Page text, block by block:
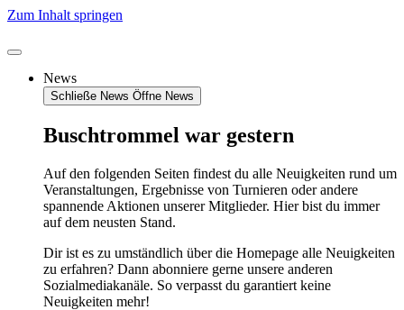
Zum Inhalt springen
News
Schließe News Öffne News
Buschtrommel war gestern
Auf den folgenden Seiten findest du alle Neuigkeiten rund um
Veranstaltungen, Ergebnisse von Turnieren oder andere
spannende Aktionen unserer Mitglieder. Hier bist du immer
auf dem neusten Stand.
Dir ist es zu umständlich über die Homepage alle Neuigkeiten
zu erfahren? Dann abonniere gerne unsere anderen
Sozialmediakanäle. So verpasst du garantiert keine
Neuigkeiten mehr!